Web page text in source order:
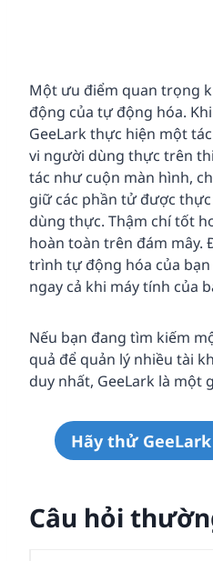
Một ưu điểm quan trọng
động của tự động hóa.
GeeLark thực hiện một
vi người dùng thực trên
tác như cuộn màn hình,
giữ các phần tử được
dùng thực. Thậm chí tốt
hoàn toàn trên đám mây.
trình tự động hóa của
ngay cả khi máy tính của
Nếu bạn đang tìm kiếm
quả để quản lý nhiều tài
duy nhất, GeeLark là một
Hãy thử
Câu hỏi